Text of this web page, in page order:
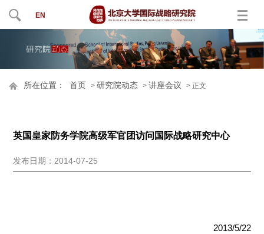
EN
所在位置： 首页 >研究院动态 >讲座会议 > 正文
英国皇家防务学院高级军官团访问国际战略研究中心
发布日期：2014-07-25
2013/5/22